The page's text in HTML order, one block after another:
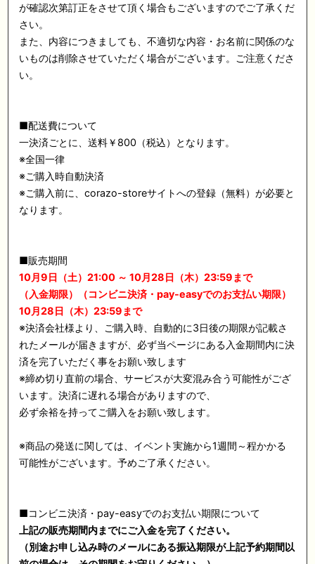
が確認次第訂正をさせて頂く場合もございますのでご了承くだ
さい。
また、内容につきましても、不適切な内容・お名前に関係のな
いものは削除させていただく場合がございます。ご注意くださ
い。
■配送費について
一決済ごとに、送料￥800（税込）となります。
※全国一律
※ご購入時自動決済
※ご購入前に、corazo-storeサイトへの登録（無料）が必要と
なります。
■販売期間
10月9日（土）21:00 ～ 10月28日（木）23:59まで
（入金期限）（コンビニ決済・pay-easyでのお支払い期限）
10月28日（木）23:59まで
※決済会社様より、ご購入時、自動的に3日後の期限が記載さ
れたメールが届きますが、必ず当ページにある入金期間内に決
済を完了いただく事をお願い致します
※締め切り直前の場合、サービスが大変混み合う可能性がござ
います。決済に遅れる場合がありますので、
必ず余裕を持ってご購入をお願い致します。
※商品の発送に関しては、イベント実施から1週間～程かかる
可能性がございます。予めご了承ください。
■コンビニ決済・pay-easyでのお支払い期限について
上記の販売期間内までにご入金を完了ください。
（別途お申し込み時のメールにある振込期限が上記予約期間以